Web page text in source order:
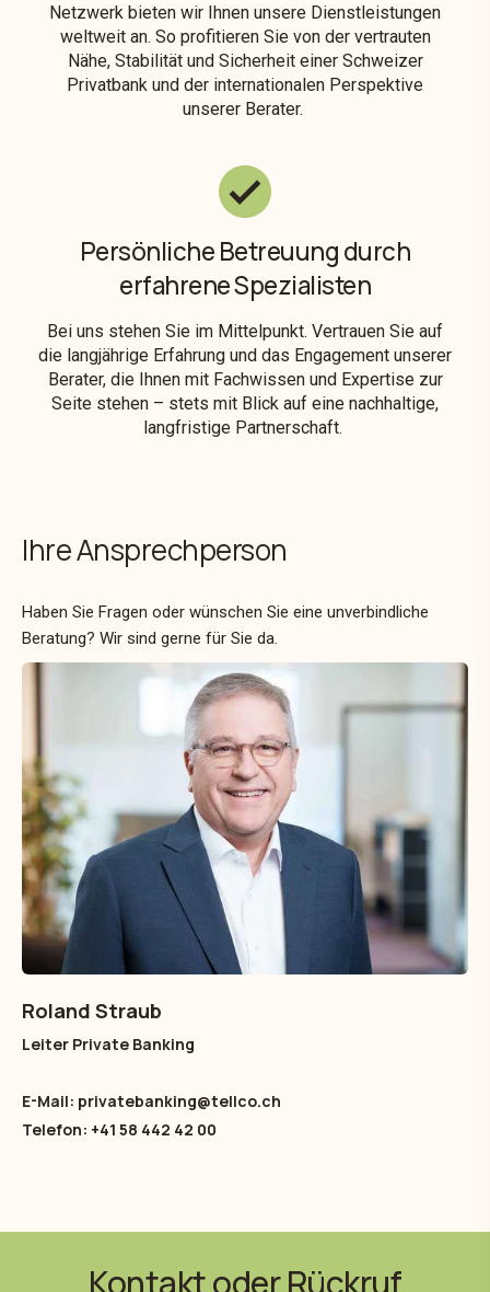
Netzwerk bieten wir Ihnen unsere Dienstleistungen
weltweit an. So profitieren Sie von der vertrauten
Nähe, Stabilität und Sicherheit einer Schweizer
Privatbank und der internationalen Perspektive
unserer Berater.
Persönliche Betreuung durch
erfahrene Spezialisten
Bei uns stehen Sie im Mittelpunkt. Vertrauen Sie auf
die langjährige Erfahrung und das Engagement unserer
Berater, die Ihnen mit Fachwissen und Expertise zur
Seite stehen – stets mit Blick auf eine nachhaltige,
langfristige Partnerschaft.
Ihre Ansprechperson
Haben Sie Fragen oder wünschen Sie eine unverbindliche
Beratung? Wir sind gerne für Sie da.
Roland Straub
Leiter Private Banking
E-Mail: privatebanking@tellco.ch
Telefon: +41 58 442 42 00
Kontakt oder Rückruf